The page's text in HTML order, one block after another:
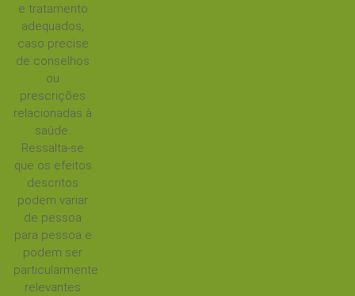
e tratamento
adequados,
caso precise
de conselhos
ou
prescrições
relacionadas à
saúde.
Ressalta-se
que os efeitos
descritos
podem variar
de pessoa
para pessoa e
podem ser
particularmente
relevantes